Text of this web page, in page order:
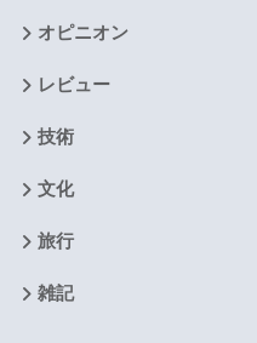
オピニオン
レビュー
技術
文化
旅行
雑記